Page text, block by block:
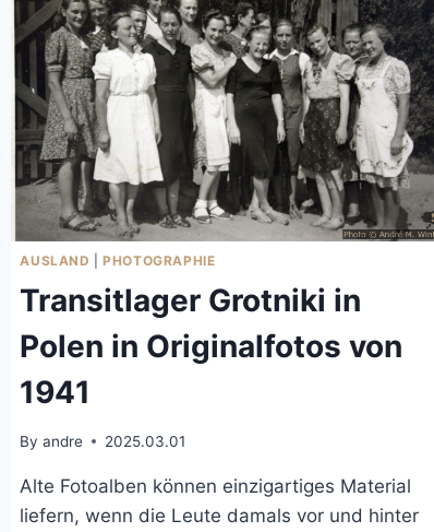
AUSLAND |PHOTOGRAPHIE
Transitlager Grotniki in
Polen in Originalfotos von
1941
By andre 2025.03.01
Alte Fotoalben können einzigartiges Material
liefern, wenn die Leute damals vor und hinter